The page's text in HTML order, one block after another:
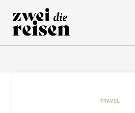
Inhalt
springen
TRAVEL